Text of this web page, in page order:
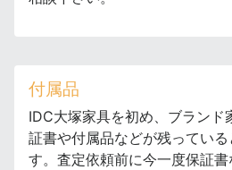
付属品
IDC大塚家具を初め、ブランド
証書や付属品などが残っている
す。査定依頼前に今一度保証